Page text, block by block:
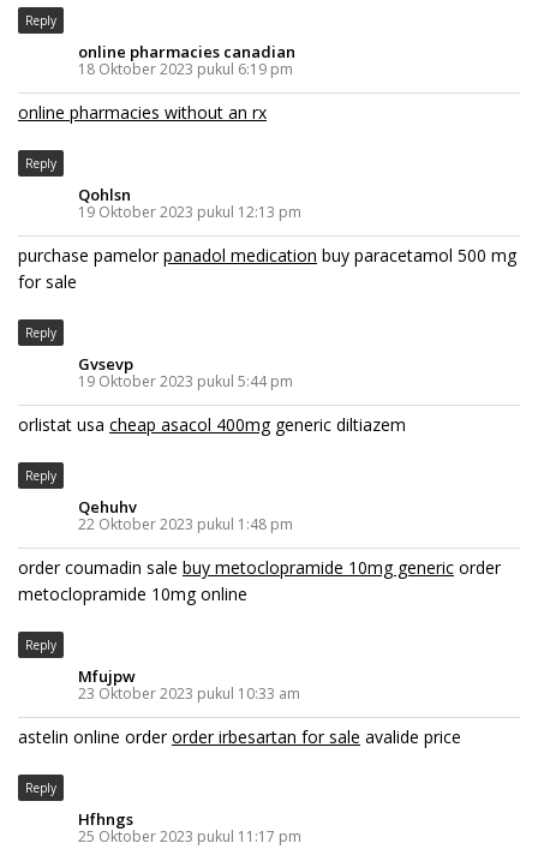
Reply
online pharmacies canadian
18 Oktober 2023 pukul 6:19 pm
online pharmacies without an rx
Reply
Qohlsn
19 Oktober 2023 pukul 12:13 pm
purchase pamelorpanadol medication buy paracetamol 500 mg
for sale
Reply
Gvsevp
19 Oktober 2023 pukul 5:44 pm
orlistat usa cheap asacol 400mggeneric diltiazem
Reply
Qehuhv
22 Oktober 2023 pukul 1:48 pm
order coumadin sale buy metoclopramide 10mg generic order
metoclopramide 10mg online
Reply
Mfujpw
23 Oktober 2023 pukul 10:33 am
astelin online orderorder irbesartan for sale avalide price
Reply
Hfhngs
25 Oktober 2023 pukul 11:17 pm